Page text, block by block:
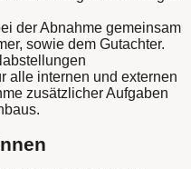
der Abnahme gemeinsam
sowie dem Gutachter.
alle internen und externen
zusätzlicher Aufgaben